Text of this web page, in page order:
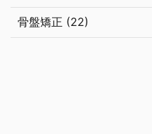
骨盤矯正 (22)